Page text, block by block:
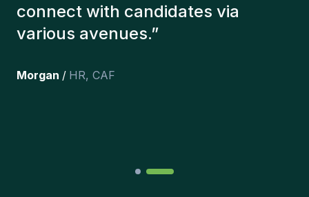
people we've recruited are still
here, and personally I'm very
the team. ”